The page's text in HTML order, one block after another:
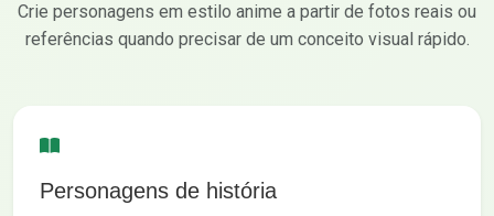
Crie personagens em estilo anime a partir de fotos reais ou
referências quando precisar de um conceito visual rápido.
Personagens de história